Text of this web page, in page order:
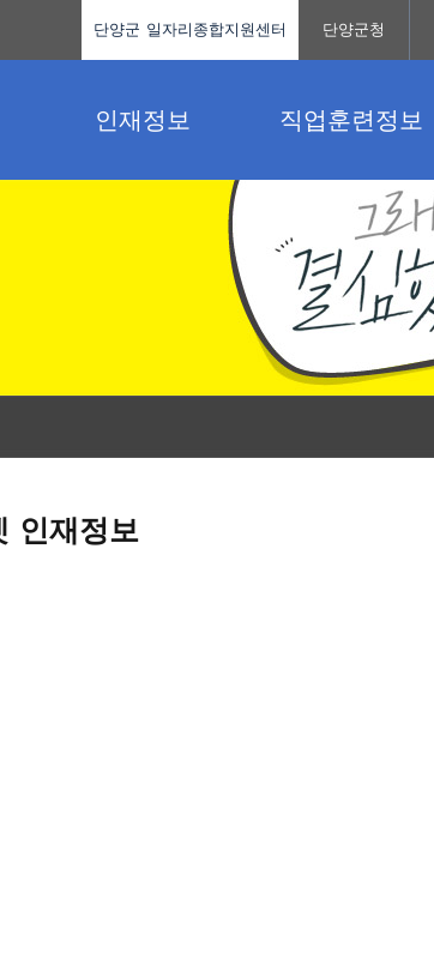
인재정보 직업훈련정보
단양군 일자리종합지원센터 단양군청
인재정보